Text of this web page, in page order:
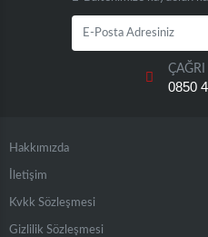
ÇAĞRI
0850
Hakkımızda
İletişim
Kvkk Sözleşmesi
Gizlilik Sözleşmesi